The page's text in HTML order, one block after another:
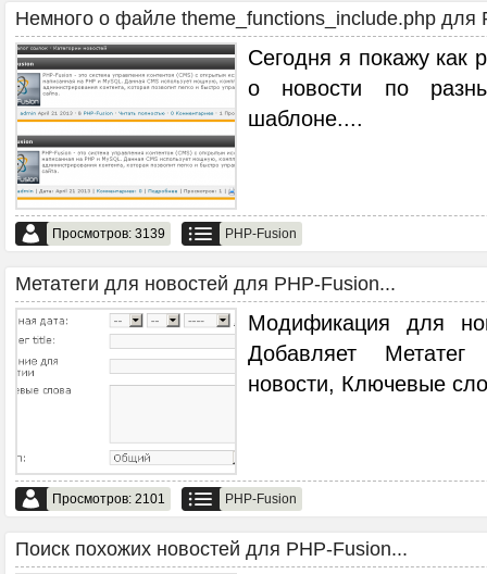
Немного о файле theme_functions_include.php для
Сегодня я покажу как
о новости по
шаблоне....
Просмотров: 3139 PHP-Fusion
Метатеги для новостей для PHP-Fusion...
Модификация для
Добавляет
новости, Ключевые
Просмотров: 2101 PHP-Fusion
Поиск похожих новостей для PHP-Fusion...